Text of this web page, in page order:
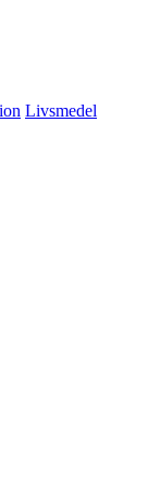
Livsmedel